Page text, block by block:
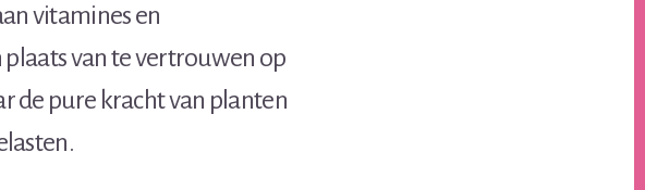
vitamines en
van te vertrouwen op
de pure kracht van planten